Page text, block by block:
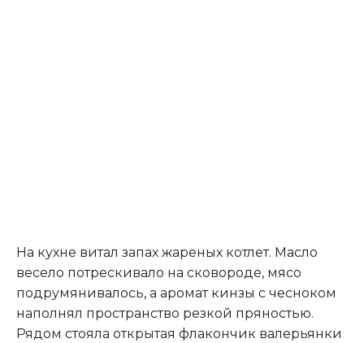
На кухне витал запах жареных котлет. Масло
весело потрескивало на сковороде, мясо
подрумянивалось, а аромат кинзы с чесноком
наполнял пространство резкой пряностью.
Рядом стояла открытая флакончик валерьянки